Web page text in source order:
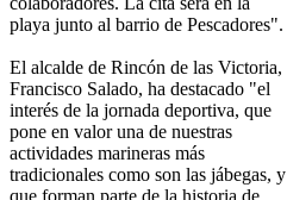
playa junto al barrio de Pescadores".
El alcalde de Rincón de las Victoria,
Francisco Salado, ha destacado "el
interés de la jornada deportiva, que
pone en valor una de nuestras
actividades marineras más
tradicionales como son las jábegas, y